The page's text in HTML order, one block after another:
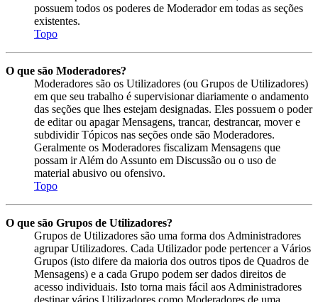
possuem todos os poderes de Moderador em todas as seções
existentes.
Topo
O que são Moderadores?
Moderadores são os Utilizadores (ou Grupos de Utilizadores)
em que seu trabalho é supervisionar diariamente o andamento
das seções que lhes estejam designadas. Eles possuem o poder
de editar ou apagar Mensagens, trancar, destrancar, mover e
subdividir Tópicos nas seções onde são Moderadores.
Geralmente os Moderadores fiscalizam Mensagens que
possam ir Além do Assunto em Discussão ou o uso de
material abusivo ou ofensivo.
Topo
O que são Grupos de Utilizadores?
Grupos de Utilizadores são uma forma dos Administradores
agrupar Utilizadores. Cada Utilizador pode pertencer a Vários
Grupos (isto difere da maioria dos outros tipos de Quadros de
Mensagens) e a cada Grupo podem ser dados direitos de
acesso individuais. Isto torna mais fácil aos Administradores